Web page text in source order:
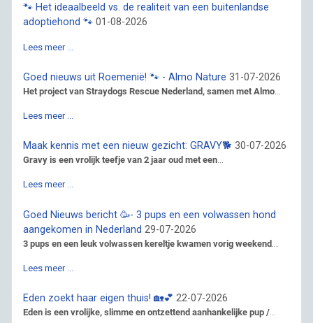
🐾 Het ideaalbeeld vs. de realiteit van een buitenlandse
adoptiehond 🐾 01-08-2026
Lees meer …
Goed nieuws uit Roemenië! 🐾 - Almo Nature 31-07-2026
Het project van Straydogs Rescue Nederland, samen met Almo...
Lees meer …
Maak kennis met een nieuw gezicht: GRAVY🐕 30-07-2026
Gravy is een vrolijk teefje van 2 jaar oud met een...
Lees meer …
Goed Nieuws bericht 🥳- 3 pups en een volwassen hond
aangekomen in Nederland 29-07-2026
3 pups en een leuk volwassen kereltje kwamen vorig weekend
Lees meer …
Eden zoekt haar eigen thuis! 🏡💕 22-07-2026
Eden is een vrolijke, slimme en ontzettend aanhankelijke pup /